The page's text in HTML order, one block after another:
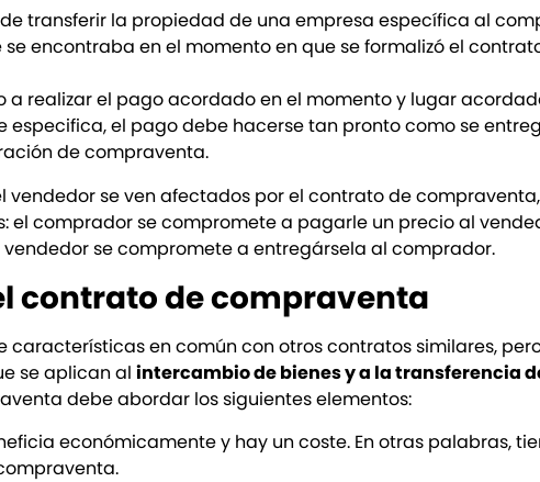
transferir la propiedad de una empresa específica al
encontraba en el momento en que se formalizó el
a realizar el pago acordado en el momento y lugar
especifica, el pago debe hacerse tan pronto como se
de compraventa.
vendedor se ven afectados por el contrato de
el comprador se compromete a pagarle un precio al
vendedor se compromete a entregársela al comprador.
contrato de compraventa
características en común con otros contratos similares,
se aplican al intercambio de bienes y a la transferencia
debe abordar los siguientes elementos:
económicamente y hay un coste. En otras palabras,